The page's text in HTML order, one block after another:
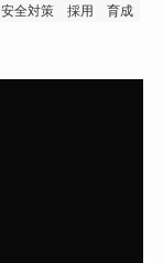
安全対策 採用
育成